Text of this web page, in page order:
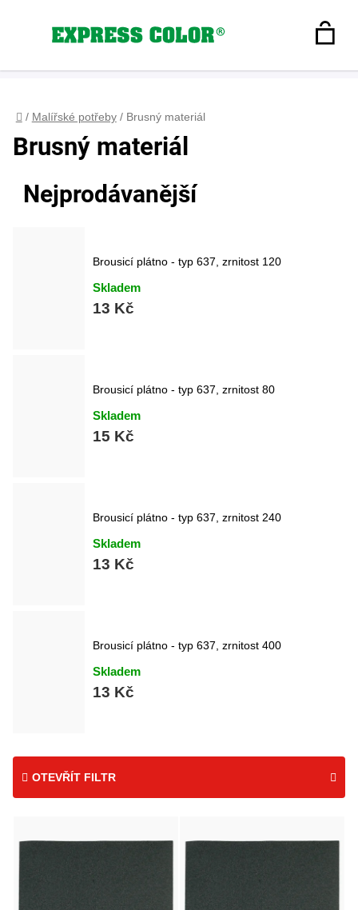
Hledat
Domů
/ Malířské potřeby / Brusný materiál
Brusný materiál
Nejprodávanější
Brousicí plátno - typ 637, zrnitost 120
Skladem
13 Kč
Brousicí plátno - typ 637, zrnitost 80
Skladem
15 Kč
Brousicí plátno - typ 637, zrnitost 240
Skladem
13 Kč
Brousicí plátno - typ 637, zrnitost 400
Skladem
13 Kč
OTEVŘÍT FILTR